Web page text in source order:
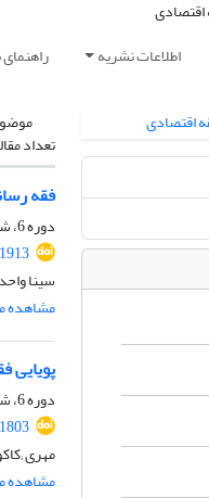
اطلاعات نشریه
تعداد
فقه
دوره 6، شماره 5*، تابستان 1403، صفحه
سینا
مشاهده
پویایی
دوره 6، شماره 5، تابستان 1403، صفحه
مهری
مشاهده